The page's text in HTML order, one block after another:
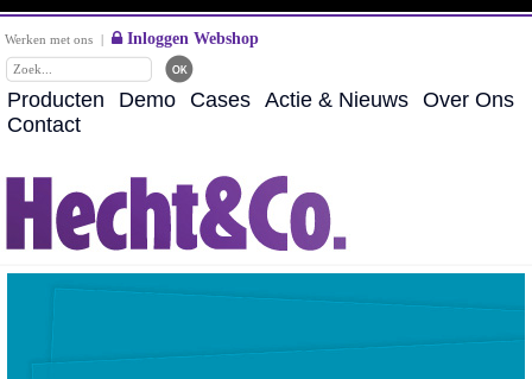
Werken met ons | Inloggen Webshop
Producten Demo Cases Actie & Nieuws Over Ons
Contact